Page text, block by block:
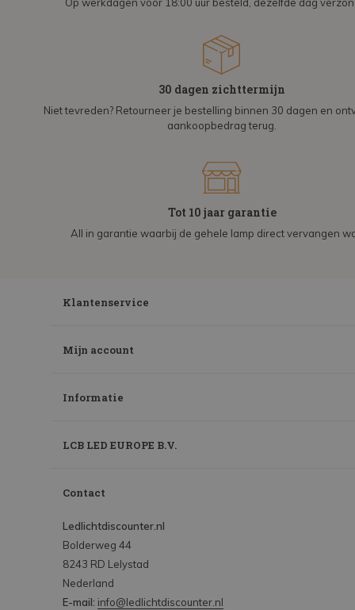
Op werkdagen voor 18:00 uur besteld, dezelfde dag
30 dagen zichttermijn
Niet tevreden? Retourneer je bestelling binnen 30 dagen en
aankoopbedrag terug.
Tot 10 jaar garantie
All in garantie waarbij de gehele lamp direct vervangen
Klantenservice
Mijn account
Informatie
LCB LED EUROPE B.V.
Contact
Ledlichtdiscounter.nl
Bolderweg 44
8243 RD Lelystad
Nederland
E-mail: info@ledlichtdiscounter.nl